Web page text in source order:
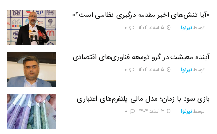
«آیا تنش‌های اخیر مقدمه درگیری نظامی است؟»
توسط نیرتوا
آینده معیشت در گرو توسعه فناوری‌های اقتصادی
توسط نیرتوا
بازی سود با زمان؛ مدل مالی پلتفرم‌های اعتباری
توسط نیرتوا